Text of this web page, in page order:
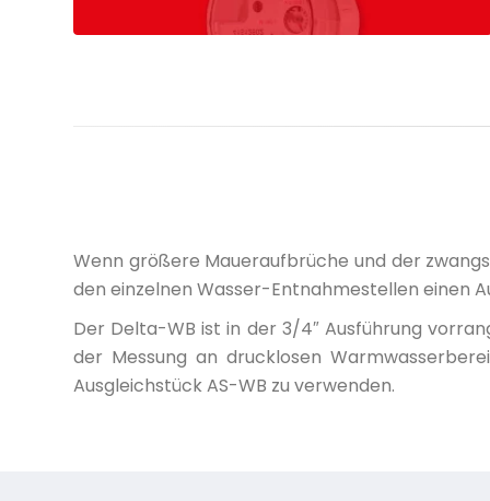
Wenn größere Maueraufbrüche und der
den einzelnen Wasser-Entnahmestellen einen
Der Delta-WB ist in der 3/4″ Ausführung
der Messung an drucklosen
Ausgleichstück AS-WB zu verwenden.